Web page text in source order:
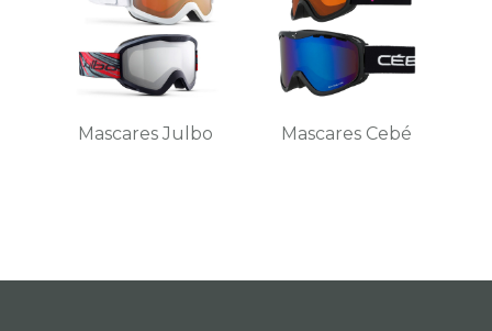
Mascares Julbo Mascares Cebé